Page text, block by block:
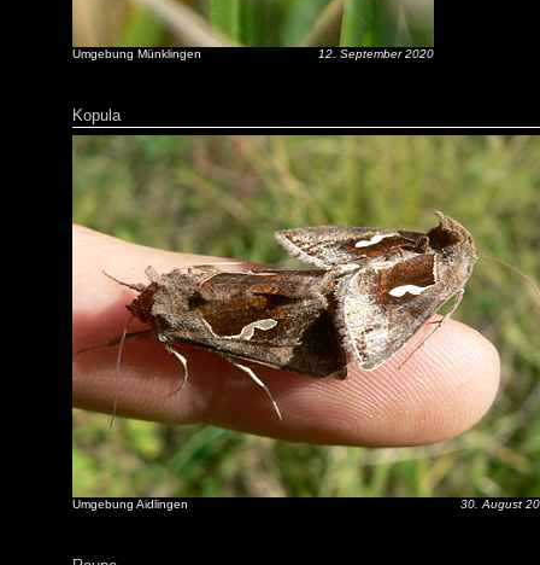
Umgebung Münklingen 12. September 2020
Kopula
Umgebung Aidlingen 30. August